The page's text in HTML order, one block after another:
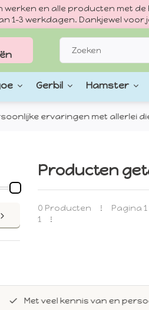
werken en alle producten met
1–3 werkdagen. Dankjewel voor
Gerbil Hamster
ervaringen met allerlei
Producten
0 Producten
Pagina
1
Met veel kennis van en